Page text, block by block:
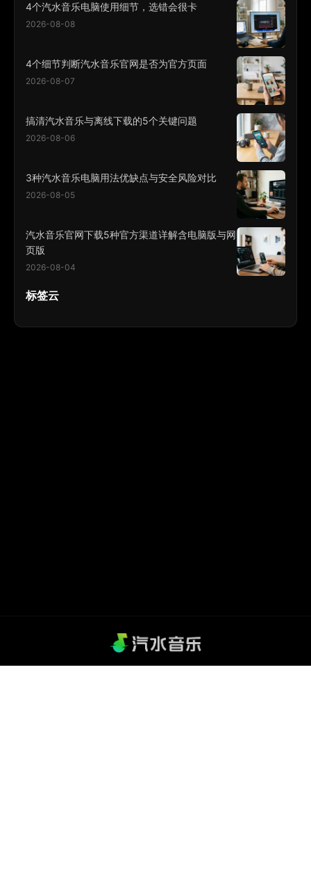
4个汽水音乐电脑使用细节，选错会很卡
2026-08-08
4个细节判断汽水音乐官网是否为官方页面
2026-08-07
搞清汽水音乐与离线下载的5个关键问题
2026-08-06
3种汽水音乐电脑用法优缺点与安全风险对比
2026-08-05
汽水音乐官网下载5种官方渠道详解含电脑版与网
页版
2026-08-04
标签云